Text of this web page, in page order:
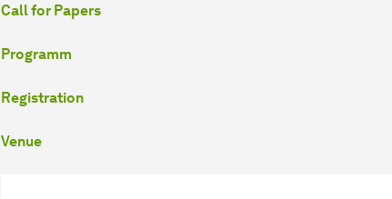
Call for Papers
Programm
Registration
Venue